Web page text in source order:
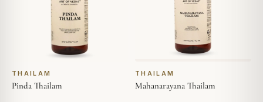
THAILAM
Pinda Thailam
THAILAM
Mahanarayana Thailam